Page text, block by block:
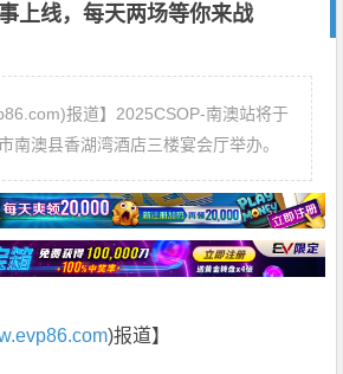
上线，每天两场等你来战
报道】2025CSOP-南澳站将于
南澳县香湖湾酒店三楼宴会厅举办。
)报道】